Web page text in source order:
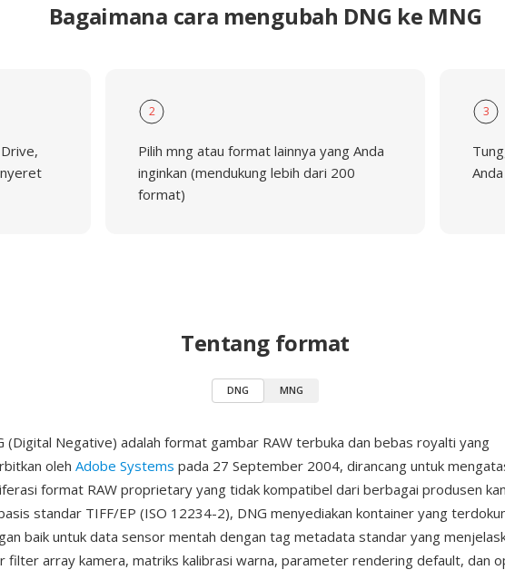
Bagaimana cara mengubah DNG ke MNG
2
Pilih mng atau format lainnya yang Anda
inginkan (mendukung lebih dari 200
format)
3
Tentang format
DNG MNG
(Digital Negative) adalah format gambar RAW terbuka dan bebas royalti yang
oleh Adobe Systems pada 27 September 2004, dirancang untuk
format RAW proprietary yang tidak kompatibel dari berbagai produsen
standar TIFF/EP (ISO 12234-2), DNG menyediakan kontainer yang
baik untuk data sensor mentah dengan tag metadata standar yang
filter array kamera, matriks kalibrasi warna, parameter rendering default, dan